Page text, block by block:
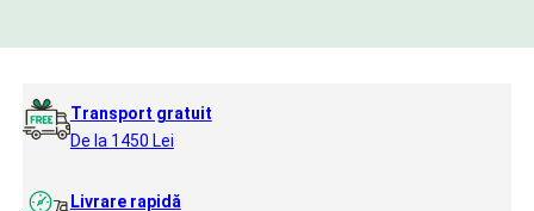
Transport gratuit
De la 1450 Lei
Livrare rapidă